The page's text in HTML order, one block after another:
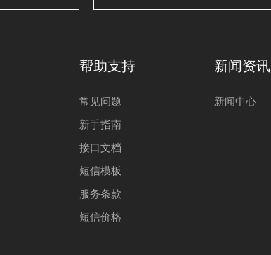
帮助支持
常见问题
新手指南
接口文档
短信模板
服务条款
短信价格
新闻资讯
新闻中心